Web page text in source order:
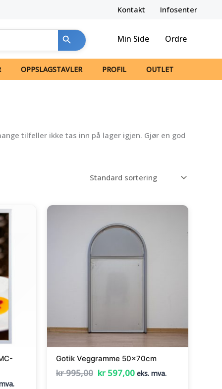
Kontakt Infosenter
Min Side Ordre
OPPSLAGSTAVLER PROFIL OUTLET
tilfeller ikke tas inn på lager igjen. Gjør en god
Gotik Veggramme 50x70cm
kr995,00
var:
kr 597,00
er:
kr 597,00.
eks. mva.